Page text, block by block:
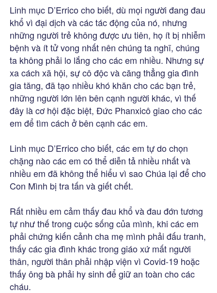
Linh mục D’Errico cho biết, dù mọi người đang đau
khổ vì đại dịch và các tác động của nó, nhưng
những người trẻ không được ưu tiên, họ ít bị nhiễm
bệnh và ít tử vong nhất nên chúng ta nghĩ, chúng
ta không phải lo lắng cho các em nhiều. Nhưng sự
xa cách xã hội, sự cô độc và căng thẳng gia đình
gia tăng, đã tạo nhiều khó khăn cho các bạn trẻ,
những người lớn lên bên cạnh người khác, vì thế
đây là cơ hội đặc biệt, Đức Phanxicô giao cho các
em để tìm cách ở bên cạnh các em.
Linh mục D’Errico cho biết, các em tự do chọn
chặng nào các em có thể diễn tả nhiều nhất và
nhiều em đã không thể hiểu vì sao Chúa lại để cho
Con Mình bị tra tấn và giết chết.
Rất nhiều em cảm thấy đau khổ và đau đớn tương
tự như thế trong cuộc sống của mình, khi các em
phải chứng kiến cảnh cha mẹ mình phải đấu tranh,
thấy các gia đình khác trong giáo xứ mất người
thân, người thân phải nhập viện vì Covid-19 hoặc
thấy ông bà phải hy sinh để giữ an toàn cho các
cháu.